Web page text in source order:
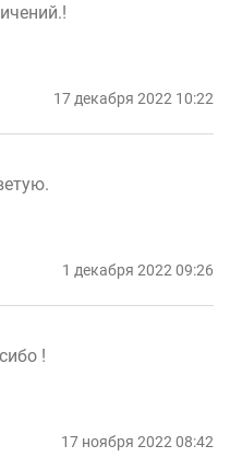
17 декабря 2022 10:22
1 декабря 2022 09:26
!
17 ноября 2022 08:42